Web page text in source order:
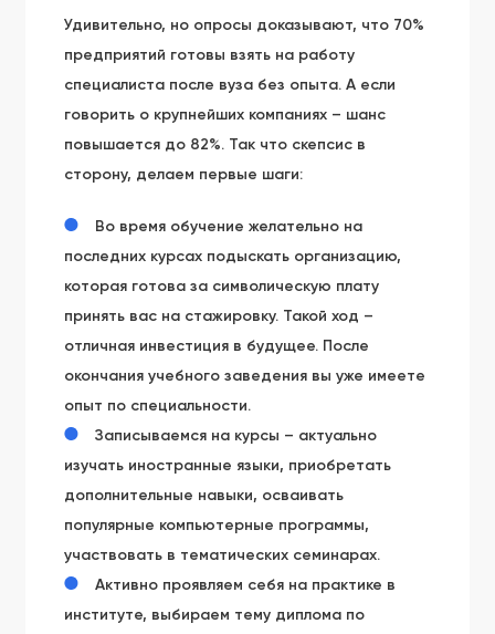
Удивительно, но опросы доказывают, что 70%
предприятий готовы взять на работу
специалиста после вуза без опыта. А если
говорить о крупнейших компаниях – шанс
повышается до 82%. Так что скепсис в
сторону, делаем первые шаги:
Во время обучение желательно на
последних курсах подыскать организацию,
которая готова за символическую плату
принять вас на стажировку. Такой ход –
отличная инвестиция в будущее. После
окончания учебного заведения вы уже имеете
опыт по специальности.
Записываемся на курсы – актуально
изучать иностранные языки, приобретать
дополнительные навыки, осваивать
популярные компьютерные программы,
участвовать в тематических семинарах.
Активно проявляем себя на практике в
институте, выбираем тему диплома по